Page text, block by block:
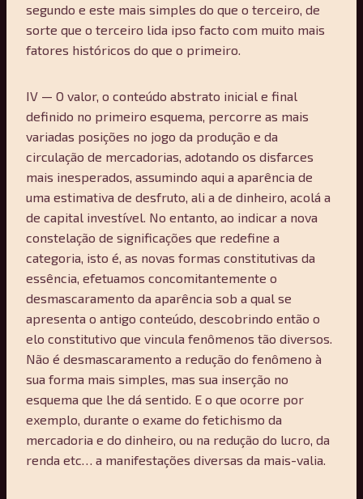
segundo e este mais simples do que o terceiro, de
sorte que o terceiro lida ipso facto com muito mais
fatores históricos do que o primeiro.
IV — O valor, o conteúdo abstrato inicial e final
definido no primeiro esquema, percorre as mais
variadas posições no jogo da produção e da
circulação de mercadorias, adotando os disfarces
mais inesperados, assumindo aqui a aparência de
uma estimativa de desfruto, ali a de dinheiro, acolá a
de capital investível. No entanto, ao indicar a nova
constelação de significações que redefine a
categoria, isto é, as novas formas constitutivas da
essência, efetuamos concomitantemente o
desmascaramento da aparência sob a qual se
apresenta o antigo conteúdo, descobrindo então o
elo constitutivo que vincula fenômenos tão diversos.
Não é desmascaramento a redução do fenômeno à
sua forma mais simples, mas sua inserção no
esquema que lhe dá sentido. E o que ocorre por
exemplo, durante o exame do fetichismo da
mercadoria e do dinheiro, ou na redução do lucro, da
renda etc… a manifestações diversas da mais-valia.